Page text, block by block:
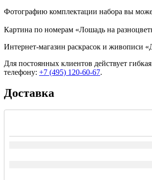
Фотографию комплектации набора вы
Картина по номерам «Лошадь на
Интернет-магазин раскрасок и живописи
Для постоянных клиентов действует
телефону: +7 (495) 120-60-67.
Доставка